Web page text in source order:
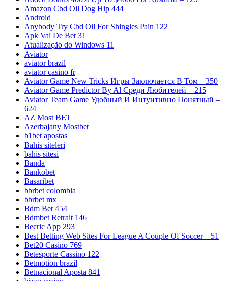
Amazon Cbd Oil Dog Hip 444
Android
Anybody Try Cbd Oil For Shingles Pain 122
Apk Vai De Bet 31
Atualização do Windows 11
Aviator
aviator brazil
aviator casino fr
Aviator Game New Tricks Игры Заключается В Том – 350
Aviator Game Predictor By Al Среди Любителей – 215
Aviator Team Game Удобный И Интуитивно Понятный –
624
AZ Most BET
Azerbajany Mostbet
b1bet apostas
Bahis siteleri
bahis sitesi
Banda
Bankobet
Basaribet
bbrbet colombia
bbrbet mx
Bdm Bet 454
Bdmbet Retrait 146
Becric App 293
Best Betting Web Sites For League A Couple Of Soccer – 51
Bet20 Casino 769
Betesporte Cassino 122
Betmotion brazil
Betnacional Aposta 841